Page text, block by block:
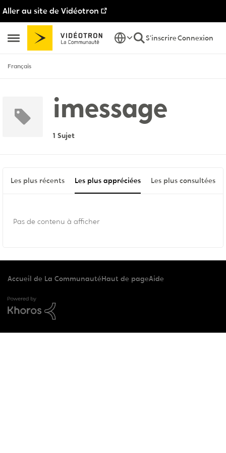
Aller au site de Vidéotron
Ouvrir Menu Latéral
Passer au contenu
S'inscrireConnexion
Français
imessage
1 Sujet
Les plus récents Les plus appréciées Les plus consultées
Pas de contenu à afficher
Accueil de La CommunautéHaut de pageAide